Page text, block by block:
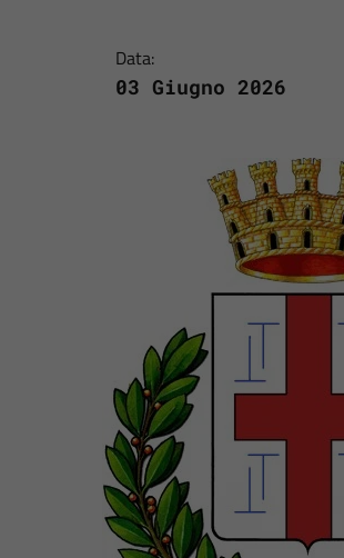
Data:
03 Giugno 2026